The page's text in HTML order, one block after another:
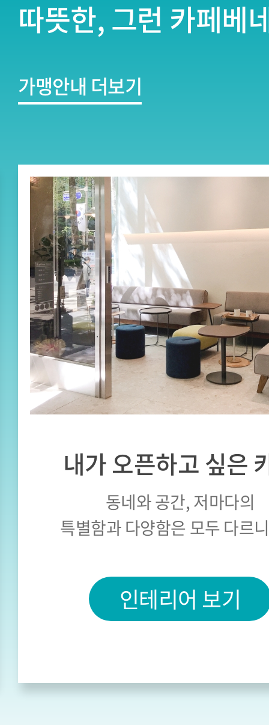
따뜻한, 그런 카페베
가맹안내 더보기
내가 오픈하고 싶은
동네와 공간, 저마다의
특별함과 다양함은 모두 다르
인테리어 보기